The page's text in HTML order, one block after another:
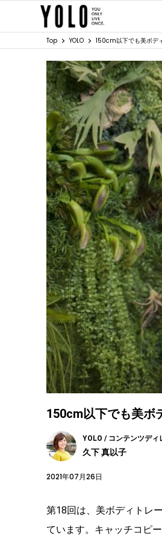
Top YOLO 150cm以下でも美ボデ
150cm以下でも美ボ
YOLO / コンテンツディ
久下 真以子
2021年07月26日
第18回は、美ボディトレ
ています。キャッチコピ